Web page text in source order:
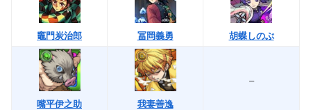
竈門炭治郎 冨岡義勇 胡蝶しのぶ
嘴平伊之助 我妻善逸
–